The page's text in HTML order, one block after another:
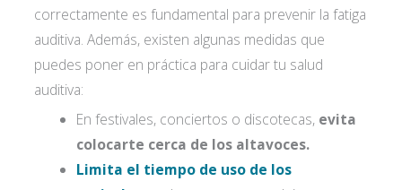
correctamente es fundamental para prevenir la fatiga
auditiva. Además, existen algunas medidas que
puedes poner en práctica para cuidar tu salud
auditiva:
En festivales, conciertos o discotecas, evita
colocarte cerca de los altavoces.
Limita el tiempo de uso de los